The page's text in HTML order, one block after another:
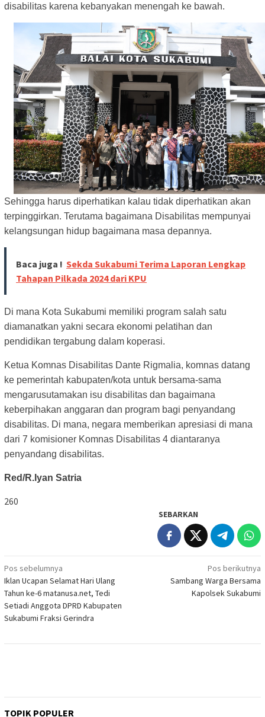
disabilitas karena kebanyakan menengah ke bawah.
Sehingga harus diperhatikan kalau tidak diperhatikan akan
terpinggirkan. Terutama bagaimana Disabilitas mempunyai
kelangsungan hidup bagaimana masa depannya.
Baca juga ! Sekda Sukabumi Terima Laporan Lengkap
Tahapan Pilkada 2024 dari KPU
Di mana Kota Sukabumi memiliki program salah satu
diamanatkan yakni secara ekonomi pelatihan dan
pendidikan tergabung dalam koperasi.
Ketua Komnas Disabilitas Dante Rigmalia, komnas datang
ke pemerintah kabupaten/kota untuk bersama-sama
mengarusutamakan isu disabilitas dan bagaimana
keberpihakan anggaran dan program bagi penyandang
disabilitas. Di mana, negara memberikan apresiasi di mana
dari 7 komisioner Komnas Disabilitas 4 diantaranya
penyandang disabilitas.
Red/R.Iyan Satria
260
SEBARKAN
Navigasi
pos
Pos sebelumnya
Iklan Ucapan Selamat Hari Ulang
Tahun ke-6 matanusa.net, Tedi
Setiadi Anggota DPRD Kabupaten
Sukabumi Fraksi Gerindra
Pos berikutnya
Sambang Warga Bersama
Kapolsek Sukabumi
TOPIK POPULER